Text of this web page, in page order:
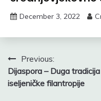
December 3, 2022
Post
navigation
Previous:
Dijaspora – Duga tradicija
iseljeničke filantropije